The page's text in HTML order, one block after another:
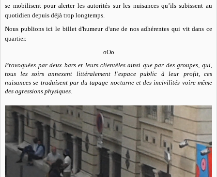
se mobilisent pour alerter les autorités sur les nuisances qu’ils subissent au
quotidien depuis déjà trop longtemps.
Nous publions ici le billet d'humeur d'une de nos adhérentes qui vit dans ce
quartier.
oOo
Provoquées par deux bars et leurs clientèles ainsi que par des groupes, qui,
tous les soirs annexent littéralement l’espace public à leur profit, ces
nuisances se traduisent par du tapage nocturne et des incivilités voire même
des agressions physiques.